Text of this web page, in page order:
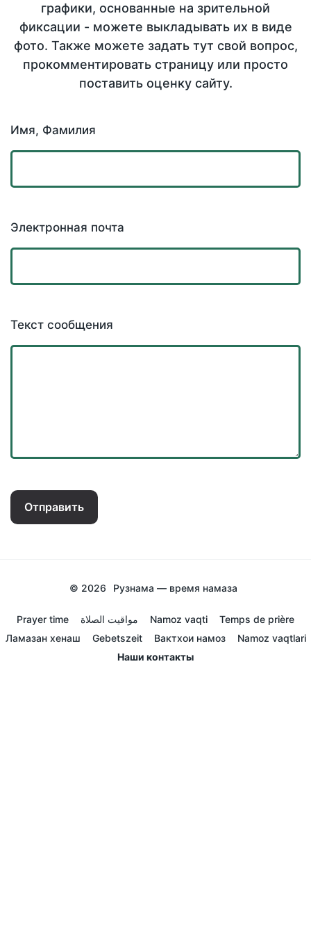
графики, основанные на зрительной
фиксации - можете выкладывать их в виде
фото. Также можете задать тут свой вопрос,
прокомментировать страницу или просто
поставить оценку сайту.
Имя, Фамилия
Электронная почта
Текст сообщения
Отправить
© 2026 Рузнама — время намаза
Prayer time مواقيت الصلاة Namoz vaqti
Temps de prière
Ламазан хенаш
Gebetszeit Вактхои намоз
Namoz vaqtlari
Наши контакты